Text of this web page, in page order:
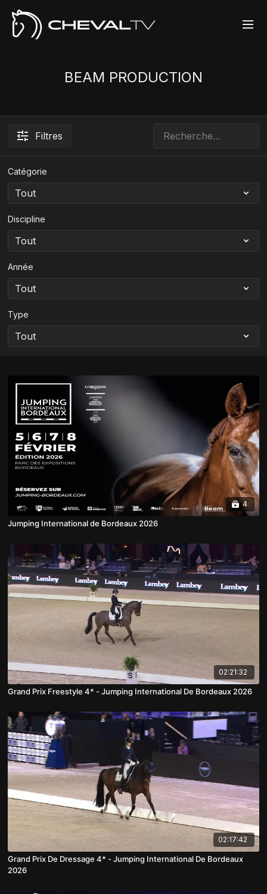
BEAM PRODUCTION
Filtres
Catégorie
Discipline
Année
Type
4
Jumping International de Bordeaux 2026
02:21:32
Grand Prix Freestyle 4* - Jumping International De Bordeaux 2026
02:17:42
Grand Prix De Dressage 4* - Jumping International De Bordeaux
2026